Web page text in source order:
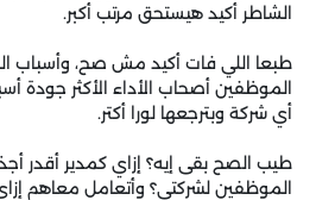
الشاطر أكيد هيستحق مرتب أكبر.
طبعا اللي فات أكيد مش صح، وأسباب
الموظفين أصحاب الأداء الأكثر جودة
أي شركة وبترجعها لورا أكتر.
طيب الصح بقى إيه؟ إزاي كمدير أقدر
الموظفين لشركتي؟ وأتعامل معاهم